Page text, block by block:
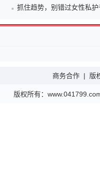
抓住趋势，别错过女性私
商务合作 | 版
版权所有：